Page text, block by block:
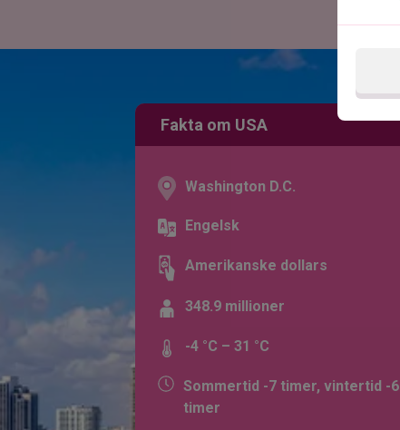
Fakta om USA
Washington D.C.
Engelsk
Amerikanske dollars
348.9 millioner
-4 °C – 31 °C
Sommertid -7 timer, vintertid -6
timer